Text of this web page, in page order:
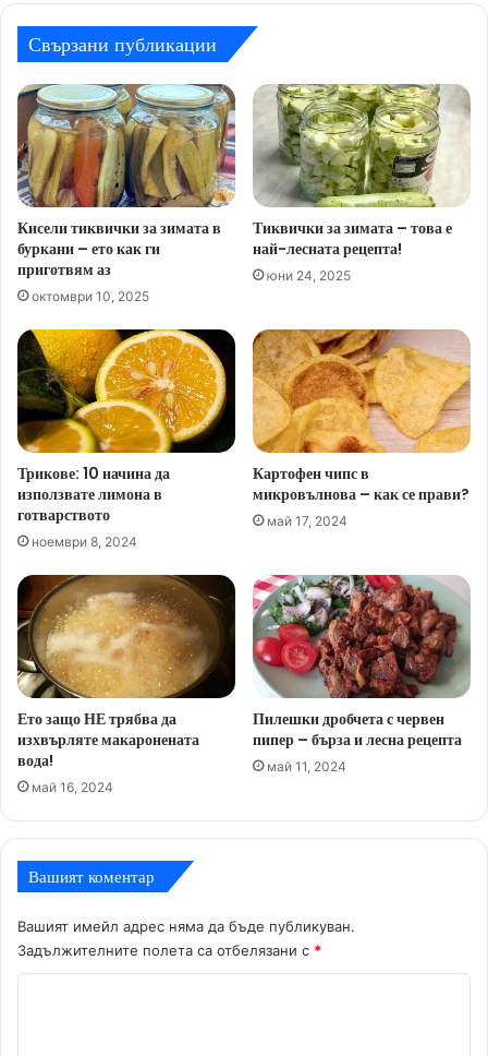
Свързани публикации
Кисели тиквички за зимата в
буркани – ето как ги
приготвям аз
октомври 10, 2025
Тиквички за зимата – това е
най-лесната рецепта!
юни 24, 2025
Трикове: 10 начина да
използвате лимона в
готварството
ноември 8, 2024
Картофен чипс в
микровълнова – как се прави?
май 17, 2024
Ето защо НЕ трябва да
изхвърляте макаронената
вода!
май 16, 2024
Пилешки дробчета с червен
пипер – бърза и лесна рецепта
май 11, 2024
Вашият коментар
Вашият имейл адрес няма да бъде публикуван.
Задължителните полета са отбелязани с *